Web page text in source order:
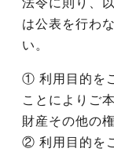
法令に則り、
は公表を行わ
い。
① 利用目的を
ことによりご
財産その他の
② 利用目的を